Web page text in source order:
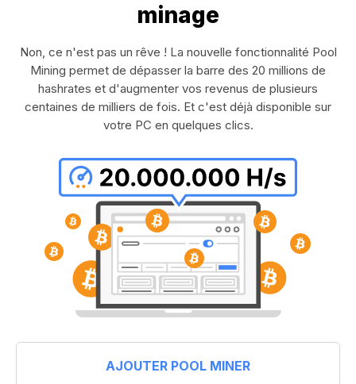
minage
Non, ce n'est pas un rêve ! La nouvelle fonctionnalité Pool
Mining permet de dépasser la barre des 20 millions de
hashrates et d'augmenter vos revenus de plusieurs
centaines de milliers de fois. Et c'est déjà disponible sur
votre PC en quelques clics.
AJOUTER POOL MINER